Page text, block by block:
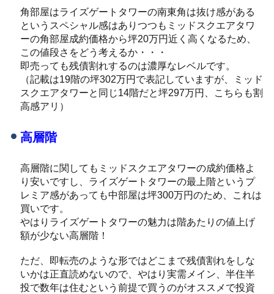
角部屋はライズゲートタワーの南東角は抜け感がある
というスペシャル感はありつつもミッドスクエアタワ
ーの角部屋成約価格から坪20万円近く高くなるため、
この値段さをどう考えるか・・・
即売っても残債割れするのは濃厚なレベルです。
（記載は19階の坪302万円で表記していますが、ミッド
スクエアタワーと同じ14階だと坪297万円、こちらも割
高感アリ）
高層階
高層階に関してもミッドスクエアタワーの成約価格よ
り安いですし、ライズゲートタワーの最上階というプ
レミア感があっても中部屋は坪300万円のため、これは
買いです。
やはりライズゲートタワーの魅力は階あたりの値上げ
額が少ない高層階！
ただ、即転売のような形ではどこまで残債割れをしな
いかは正直読めないので、やはり実需メイン、半住半
投で数年は住むという前提で買うのがオススメで投資